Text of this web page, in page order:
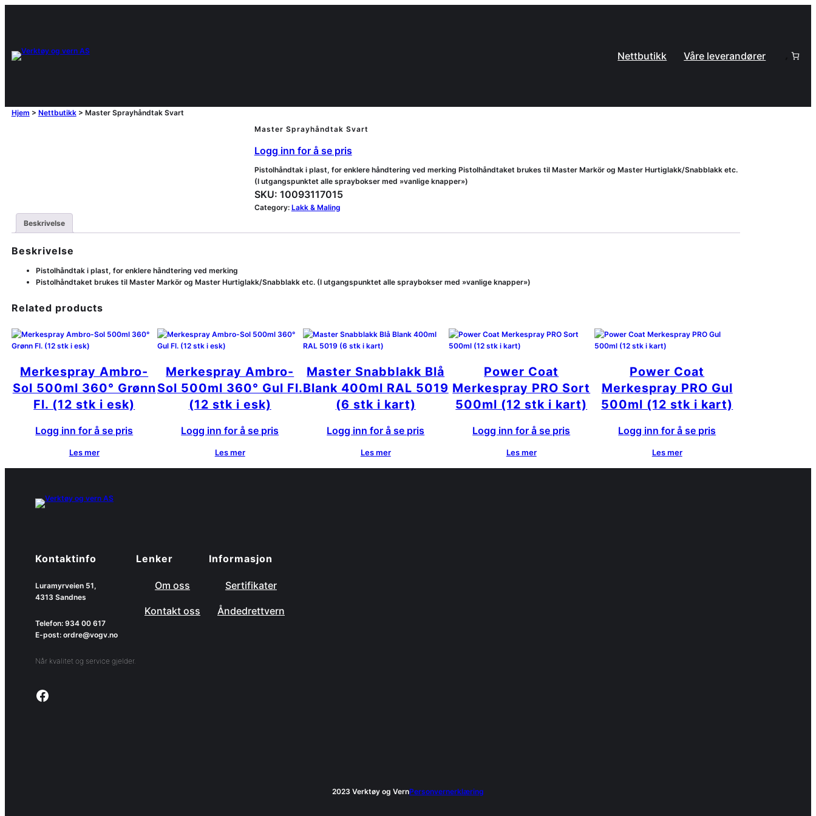
Nettbutikk Våre leverandører
Hjem > Nettbutikk> Master Sprayhåndtak Svart
Master Sprayhåndtak Svart
Logg inn for å se pris
Pistolhåndtak i plast, for enklere håndtering ved merking Pistolhåndtaket brukes til Master Markör og Master Hurtiglakk/Snabblakk etc.
(I utgangspunktet alle spraybokser med »vanlige knapper»)
SKU: 10093117015
Category: Lakk & Maling
Beskrivelse
Beskrivelse
Pistolhåndtak i plast, for enklere håndtering ved merking
Pistolhåndtaket brukes til Master Markör og Master Hurtiglakk/Snabblakk etc. (I utgangspunktet alle spraybokser med »vanlige knapper»)
Related products
Merkespray Ambro-
Sol 500ml 360° Grønn
Fl. (12 stk i esk)
Logg inn for å se pris
Les mer
Merkespray Ambro-
Sol 500ml 360° Gul Fl.
(12 stk i esk)
Logg inn for å se pris
Les mer
Master Snabblakk Blå
Blank 400ml RAL 5019
(6 stk i kart)
Logg inn for å se pris
Les mer
Power Coat
Merkespray PRO Sort
500ml (12 stk i kart)
Logg inn for å se pris
Les mer
Power Coat
Merkespray PRO Gul
500ml (12 stk i kart)
Logg inn for å se pris
Les mer
Kontaktinfo
Luramyrveien 51,
4313 Sandnes
Telefon: 934 00 617
E-post: ordre@vogv.no
Når kvalitet og service gjelder.
Link to facebook page
Lenker
Om oss
Kontakt oss
Informasjon
Sertifikater
Åndedrettvern
2023 Verktøy og VernPersonvernerklæring